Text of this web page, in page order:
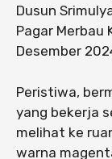
Dusun
Pagar Merbau
Desember
Peristiwa,
yang bekerja
melihat ke
warna